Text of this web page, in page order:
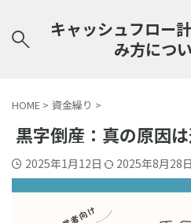
キャッシュフロー
み方につ
HOME > 資金繰り >
黒字倒産：真の原因
2025年1月12日 2025年8月28日